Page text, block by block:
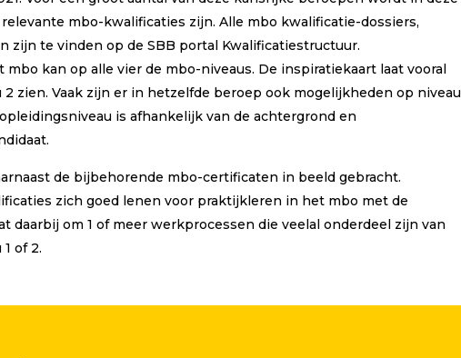
mbo-kwalificaties zijn. Alle mbo kwalificatie-dossiers,
zijn te vinden op de SBB portal Kwalificatiestructuur.
kan op alle vier de mbo-niveaus. De inspiratiekaart laat vooral
zien. Vaak zijn er in hetzelfde beroep ook mogelijkheden op niveau
is afhankelijk van de achtergrond en
de bijbehorende mbo-certificaten in beeld gebracht.
zich goed lenen voor praktijkleren in het mbo met de
daarbij om 1 of meer werkprocessen die veelal onderdeel zijn van
of 2.